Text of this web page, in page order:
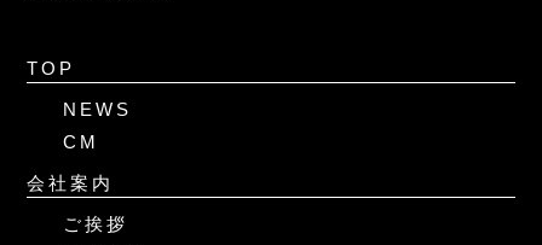
TOP
NEWS
CM
会社案内
ご挨拶